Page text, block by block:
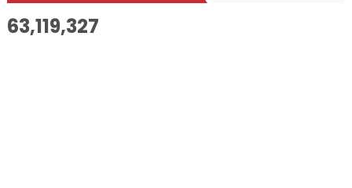
63,119,327